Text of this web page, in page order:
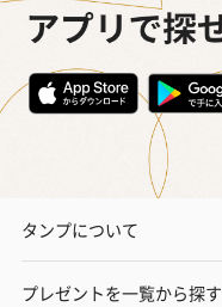
タンプについて
プレゼントを一覧から探す